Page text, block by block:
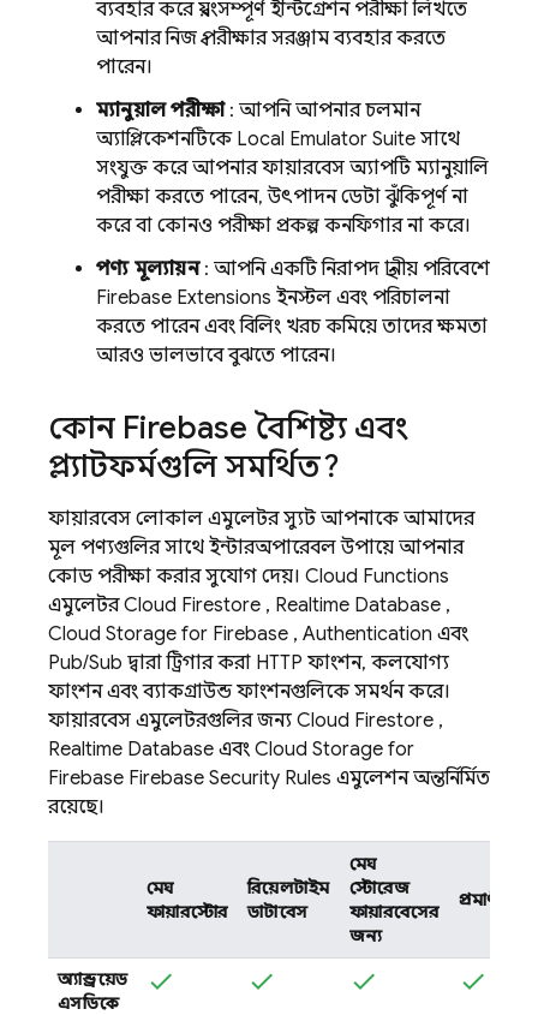
ব্যবহার করে স্বয়ংসম্পূর্ণ ইন্টিগ্রেশন পরীক্ষা লিখতে
আপনার নিজস্ব পরীক্ষার সরঞ্জাম ব্যবহার করতে
পারেন।
ম্যানুয়াল পরীক্ষা: আপনি আপনার চলমান
অ্যাপ্লিকেশনটিকে Local Emulator Suite সাথে
সংযুক্ত করে আপনার ফায়ারবেস অ্যাপটি ম্যানুয়ালি
পরীক্ষা করতে পারেন, উৎপাদন ডেটা ঝুঁকিপূর্ণ না
করে বা কোনও পরীক্ষা প্রকল্প কনফিগার না করে।
পণ্য মূল্যায়ন: আপনি একটি নিরাপদ স্থানীয় পরিবেশে
Firebase Extensions ইনস্টল এবং পরিচালনা
করতে পারেন এবং বিলিং খরচ কমিয়ে তাদের ক্ষমতা
আরও ভালভাবে বুঝতে পারেন।
কোন Firebase বৈশিষ্ট্য এবং
প্ল্যাটফর্মগুলি সমর্থিত?
ফায়ারবেস লোকাল এমুলেটর স্যুট আপনাকে আমাদের
মূল পণ্যগুলির সাথে ইন্টারঅপারেবল উপায়ে আপনার
কোড পরীক্ষা করার সুযোগ দেয়। Cloud Functions
এমুলেটরCloud Firestore , Realtime Database ,
Cloud Storage for Firebase , Authentication এবং
Pub/Sub দ্বারা ট্রিগার করা HTTP ফাংশন, কলযোগ্য
ফাংশন এবং ব্যাকগ্রাউন্ড ফাংশনগুলিকে সমর্থন করে।
ফায়ারবেস এমুলেটরগুলির জন্য Cloud Firestore ,
Realtime Database এবং Cloud Storage for
Firebase Firebase Security Rules এমুলেশন অন্তর্নির্মিত
রয়েছে।
মেঘ
ফায়ারস্টোর
রিয়েলটাইম
ডাটাবেস
মেঘ
স্টোরেজ
ফায়ারবেসের
জন্য
প্রমাণীকরণ
অ্যান্ড্রয়েড
এসডিকে